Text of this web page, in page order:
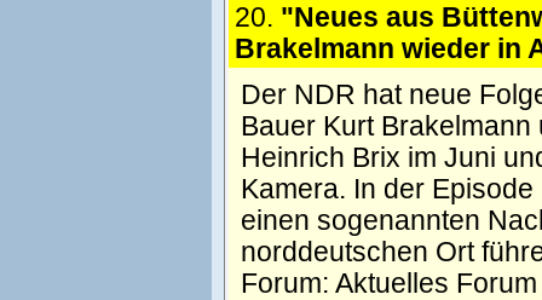
20. "Neues aus
Brakelmann wieder in
Der NDR hat neue
Bauer Kurt
Heinrich Brix im Juni
Kamera. In der
einen sogenannten
norddeutschen Ort
Forum: Aktuelles Forum